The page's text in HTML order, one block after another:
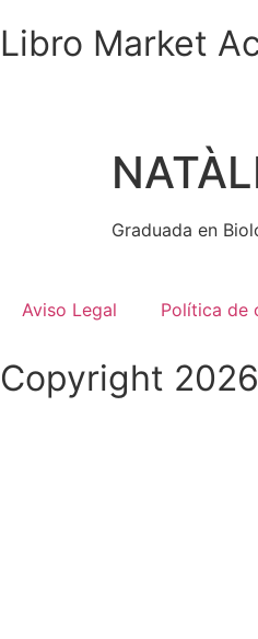
Libro Market
Graduada en
Aviso Legal Política de
Copyright